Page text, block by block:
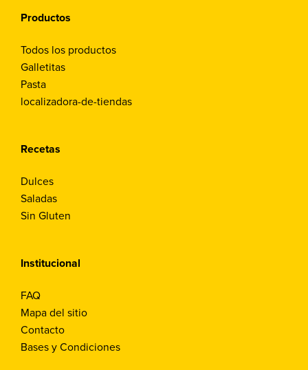
Productos
Todos los productos
Galletitas
Pasta
localizadora-de-tiendas
Recetas
Dulces
Saladas
Sin Gluten
Institucional
FAQ
Mapa del sitio
Contacto
Bases y Condiciones